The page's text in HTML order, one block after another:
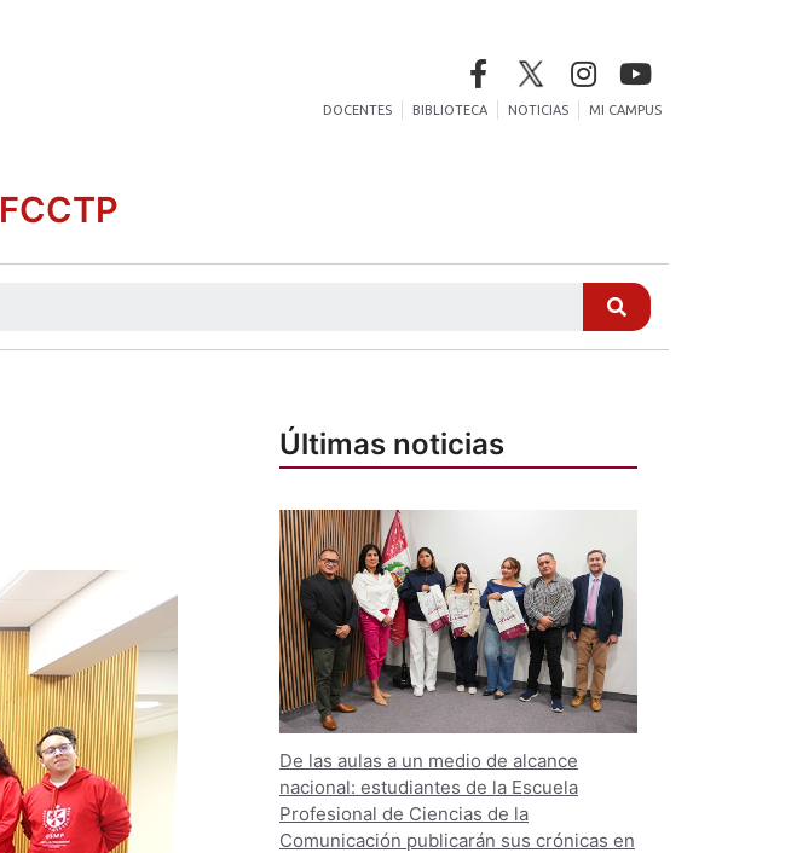
DOCENTES BIBLIOTECA NOTICIAS MI CAMPUS
FCCTP
Últimas noticias
De las aulas a un medio de alcance
nacional: estudiantes de la Escuela
Profesional de Ciencias de la
Comunicación publicarán sus crónicas en